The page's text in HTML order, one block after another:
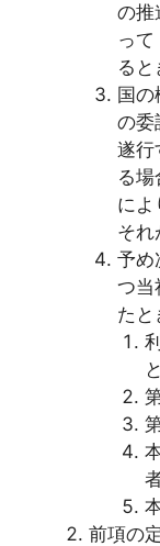
の推
っ
ると
国
の委
遂行
る
によ
それ
予め
つ当
たと
と
前項の